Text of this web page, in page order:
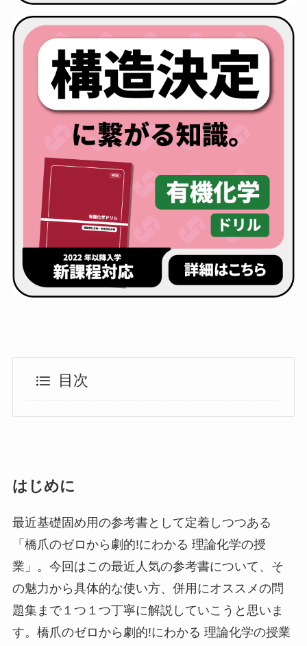
目次
はじめに
最近基礎固め用の参考書として定着しつつある
「橋爪のゼロから劇的!にわかる 理論化学の授
業」。今回はこの最近人気の参考書について、そ
の魅力から具体的な使い方、併用にオススメの問
題集まで１つ１つ丁寧に解説していこうと思いま
す。橋爪のゼロから劇的!にわかる 理論化学の授業